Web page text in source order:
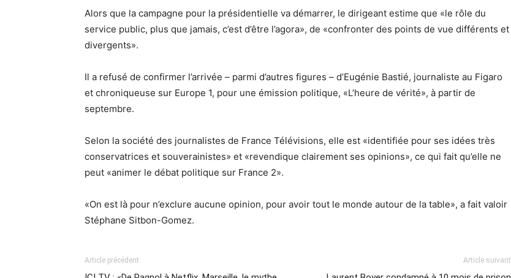
Alors que la campagne pour la présidentielle va démarrer, le dirigeant estime que «le rôle du
service public, plus que jamais, c’est d’être l’agora», de «confronter des points de vue différents et
divergents».
Il a refusé de confirmer l’arrivée – parmi d’autres figures – d’Eugénie Bastié, journaliste au Figaro
et chroniqueuse sur Europe 1, pour une émission politique, «L’heure de vérité», à partir de
septembre.
Selon la société des journalistes de France Télévisions, elle est «identifiée pour ses idées très
conservatrices et souverainistes» et «revendique clairement ses opinions», ce qui fait qu’elle ne
peut «animer le débat politique sur France 2».
«On est là pour n’exclure aucune opinion, pour avoir tout le monde autour de la table», a fait valoir
Stéphane Sitbon-Gomez.
Article précédent Article suivant